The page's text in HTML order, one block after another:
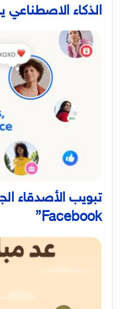
الذكاء
Facebook”